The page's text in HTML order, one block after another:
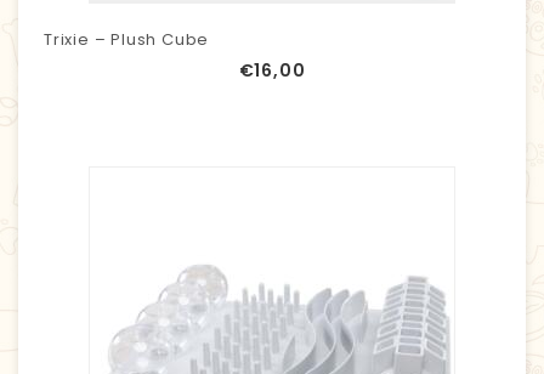
Trixie – Plush Cube
€16,00